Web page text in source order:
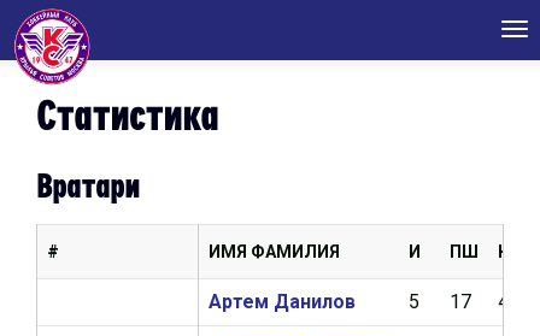
Статистика
Вратари
ИМЯ ФАМИЛИЯ И ПШ КН
Артем Данилов 5 17 4,19
#